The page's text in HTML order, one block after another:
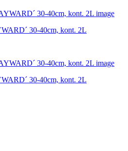
30-40cm, kont. 2L
30-40cm, kont. 2L